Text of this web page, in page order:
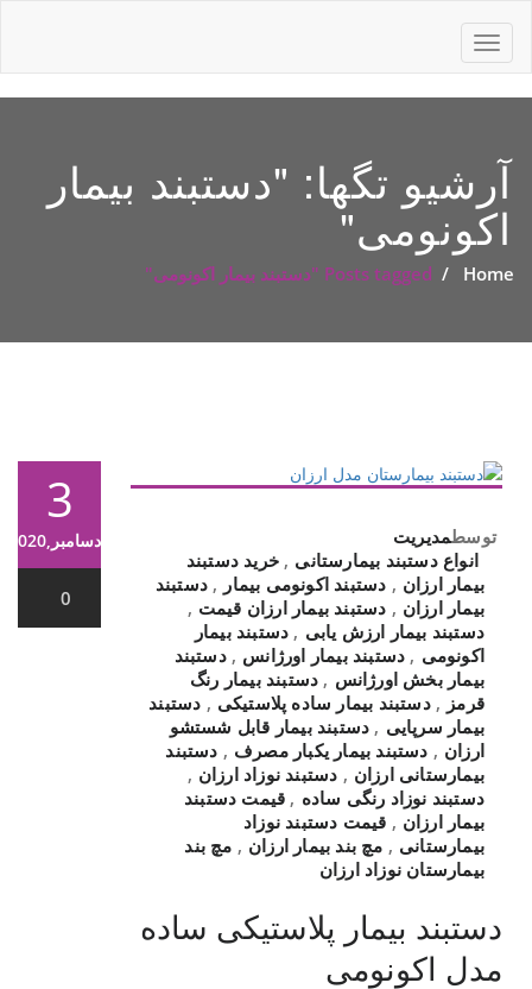
Toggle
navigation
آرشیو تگها: "دستبند بیمار
اکونومی"
Home
/ Posts tagged "دستبند بیمار اکونومی"
3
دسامبر,2020
0
توسطمدیریت
انواع دستبند بیمارستانی ,خرید دستبند
بیمار ارزان , دستبند اکونومی بیمار ,دستبند
بیمار ارزان , دستبند بیمار ارزان قیمت ,
دستبند بیمار ارزش یابی , دستبند بیمار
اکونومی , دستبند بیمار اورژانس ,دستبند
بیمار بخش اورژانس , دستبند بیمار رنگ
قرمز ,دستبند بیمار ساده پلاستیکی , دستبند
بیمار سرپایی , دستبند بیمار قابل شستشو
ارزان , دستبند بیمار یکبار مصرف , دستبند
بیمارستانی ارزان , دستبند نوزاد ارزان ,
دستبند نوزاد رنگی ساده , قیمت دستبند
بیمار ارزان , قیمت دستبند نوزاد
بیمارستانی , مچ بند بیمار ارزان , مچ بند
بیمارستان نوزاد ارزان
دستبند بیمار پلاستیکی ساده
مدل اکونومی